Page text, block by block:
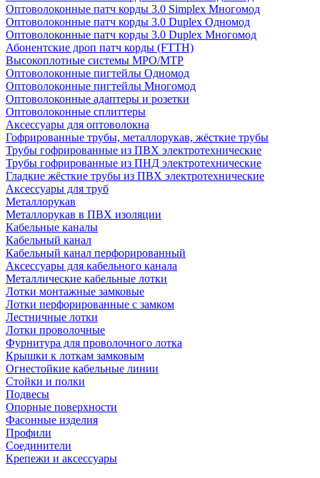
Оптоволоконные патч корды 3.0 Simplex Многомод
Оптоволоконные патч корды 3.0 Duplex Одномод
Оптоволоконные патч корды 3.0 Duplex Многомод
Абонентские дроп патч корды (FTTH)
Высокоплотные системы MPO/MTP
Оптоволоконные пигтейлы Одномод
Оптоволоконные пигтейлы Многомод
Оптоволоконные адаптеры и розетки
Оптоволоконные сплиттеры
Аксессуары для оптоволокна
Гофрированные трубы, металлорукав, жёсткие трубы
Трубы гофрированные из ПВХ электротехнические
Трубы гофрированные из ПНД электротехнические
Гладкие жёсткие трубы из ПВХ электротехнические
Аксессуары для труб
Металлорукав
Металлорукав в ПВХ изоляции
Кабельные каналы
Кабельный канал
Кабельный канал перфорированный
Аксессуары для кабельного канала
Металлические кабельные лотки
Лотки монтажные замковые
Лотки перфорированные с замком
Лестничные лотки
Лотки проволочные
Фурнитура для проволочного лотка
Крышки к лоткам замковым
Огнестойкие кабельные линии
Стойки и полки
Подвесы
Опорные поверхности
Фасонные изделия
Профили
Соединители
Крепежи и аксессуары